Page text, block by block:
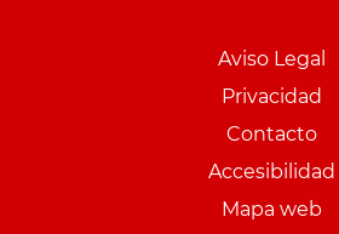
Aviso Legal
Privacidad
Contacto
Accesibilidad
Mapa web